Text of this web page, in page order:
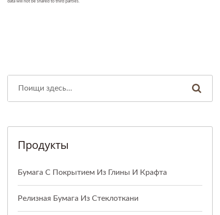
Продукты
Бумага С Покрытием Из Глины И Крафта
Релизная Бумага Из Стеклоткани